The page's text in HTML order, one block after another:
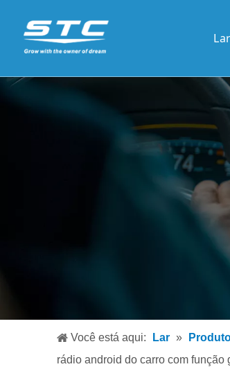
Lar
Você está aqui: Lar »
rádio android do carro com função